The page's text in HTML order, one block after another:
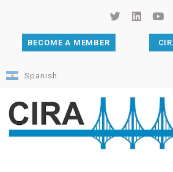
BECOME A MEMBER
Spanish